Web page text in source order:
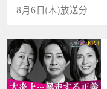
8月6日(木)放送分